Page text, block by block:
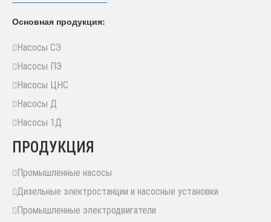
Основная продукция:
Насосы СЭ
Насосы ПЭ
Насосы ЦНС
Насосы Д
Насосы 1Д
ПРОДУКЦИЯ
Промышленные насосы
Дизельные электростанции и насосные установки
Промышленные электродвигатели